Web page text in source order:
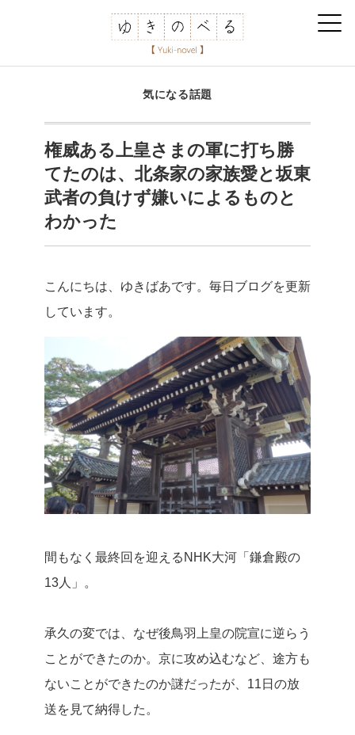
気になる話題
権威ある上皇さまの軍に打ち勝
てたのは、北条家の家族愛と坂東
武者の負けず嫌いによるものと
わかった
こんにちは、ゆきばあです。毎日ブログを更新
しています。
間もなく最終回を迎えるNHK大河「鎌倉殿の
13人」。
承久の変では、なぜ後鳥羽上皇の院宣に逆らう
ことができたのか。京に攻め込むなど、途方も
ないことができたのか謎だったが、11日の放
送を見て納得した。